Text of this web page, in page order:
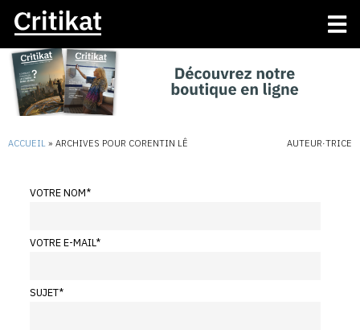
ACCUEIL » ARCHIVES POUR CORENTIN LÊ AUTEUR·TRICE
VOTRE NOM*
VOTRE E-MAIL*
SUJET*